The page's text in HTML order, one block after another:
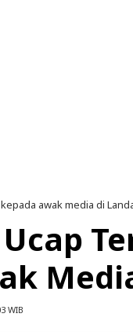
awak media di
WIB